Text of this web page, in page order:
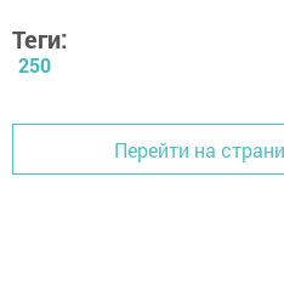
Теги:
250
Перейти на